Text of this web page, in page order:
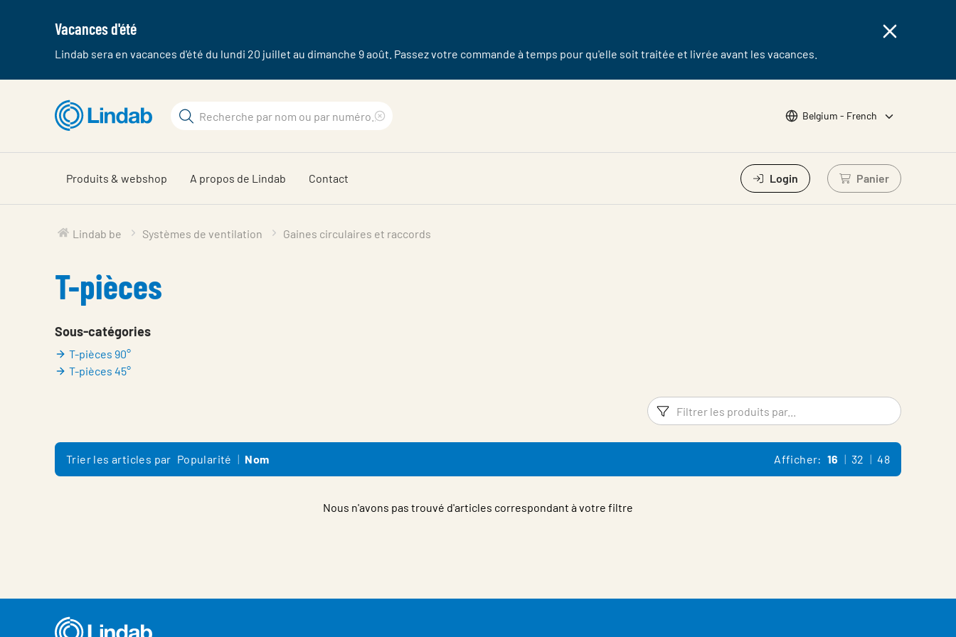
Vacances d'été
Lindab sera en vacances d'été du lundi 20 juillet au dimanche 9 août. Passez votre commande à temps pour qu'elle soit traitée et livrée avant les vacances.
principal
Rechercher
sur
search
Choose languge
Belgium - French
Produits & webshop A propos de Lindab Contact Login Panier
Se connecter
Lindab be Systèmes de ventilation Gaines circulaires et raccords
T-pièces
Sous-catégories
T-pièces 90°
T-pièces 45°
Filtres Filtrer
Trier les articles par Popularité Nom Afficher: 16 32 48
Nous n'avons pas trouvé d'articles correspondant à votre filtre